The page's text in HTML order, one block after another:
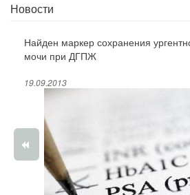
Новости
Найден маркер сохранения
мочи при ДГПЖ
19.09.2013